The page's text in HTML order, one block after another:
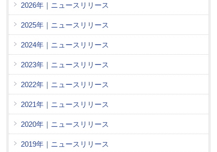
2026年｜ニュースリリース
2025年｜ニュースリリース
2024年｜ニュースリリース
2023年｜ニュースリリース
2022年｜ニュースリリース
2021年｜ニュースリリース
2020年｜ニュースリリース
2019年｜ニュースリリース